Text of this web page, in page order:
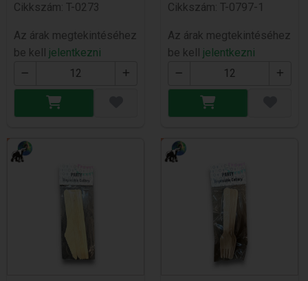
Cikkszám: T-0273
Az árak megtekintéséhez
be kell jelentkezni
Cikkszám: T-0797-1
Az árak megtekintéséhez
be kell jelentkezni